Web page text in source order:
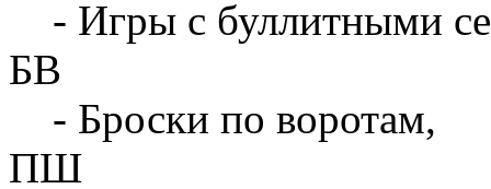
- Игры с буллитными
БВ
- Броски по воротам,
ПШ